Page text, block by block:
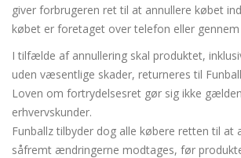
giver forbrugeren ret til at annullere købet
købet er foretaget over telefon eller
I tilfælde af annullering skal produktet,
uden væsentlige skader, returneres til
Loven om fortrydelsesret gør sig ikke
erhvervskunder.
Funballz tilbyder dog alle købere retten til at
såfremt ændringerne modtages, før